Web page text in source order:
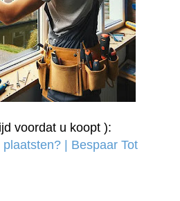
voordat u koopt ):
| Bespaar Tot